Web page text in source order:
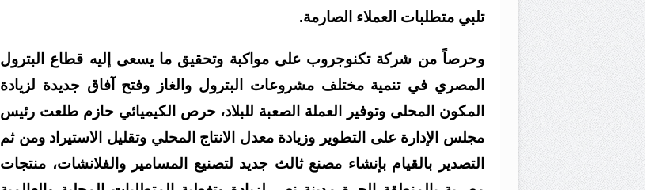
تلبي متطلبات العملاء الصارمة.
وحرصاً من شركة تكنوجروب على مواكبة وتحقيق ما يسعى إليه قطاع البترول
المصري في تنمية مختلف مشروعات البترول والغاز وفتح آفاق جديدة لزيادة
المكون المحلى وتوفير العملة الصعبة للبلاد، حرص الكيميائي حازم طلعت رئيس
مجلس الإدارة على التطوير وزيادة معدل الانتاج المحلي وتقليل الاستيراد ومن ثم
التصدير بالقيام بإنشاء مصنع ثالث جديد لتصنيع المسامير والفلانشات، منتجات